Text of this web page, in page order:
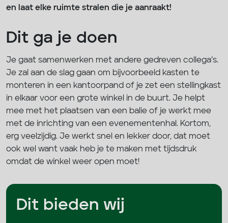
en laat elke ruimte stralen die je aanraakt!
Dit ga je doen
Je gaat samenwerken met andere gedreven collega’s.
Je zal aan de slag gaan om bijvoorbeeld kasten te
monteren in een kantoorpand of je zet een stellingkast
in elkaar voor een grote winkel in de buurt. Je helpt
mee met het plaatsen van een balie of je werkt mee
met de inrichting van een evenementenhal. Kortom,
erg veelzijdig. Je werkt snel en lekker door, dat moet
ook wel want vaak heb je te maken met tijdsdruk
omdat de winkel weer open moet!
Dit bieden wij